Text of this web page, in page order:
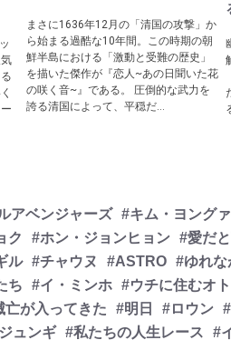
まさに1636年12月の「清国の攻撃」か
ら始まる過酷な10年間。この時期の朝
鮮半島における「激動と受難の歴史」
を描いた傑作が『恋人~あの日聞いた花
の咲く音~』である。 圧倒的な武力を
誇る清国によって、平穏だ...
アベンジャーズ #キム・ヨング
ク #ホン・ジョンヒョン #愛だ
ル #チャウヌ #ASTRO #ゆれな
ち #イ・ミンホ #ウチに住むオ
亡が入ってきた
#明日 #ロウン
ュンギ #私たちの人生レース #